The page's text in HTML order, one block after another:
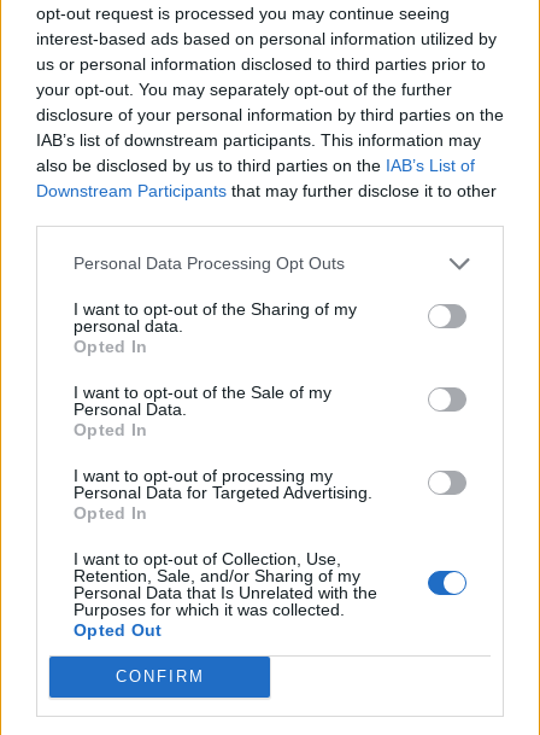
opt-out request is processed you may continue seeing
interest-based ads based on personal information utilized by
us or personal information disclosed to third parties prior to
your opt-out. You may separately opt-out of the further
disclosure of your personal information by third parties on the
IAB’s list of downstream participants. This information may
also be disclosed by us to third parties on the IAB’s List of
Downstream Participants that may further disclose it to other
Personal Data Processing Opt Outs
I want to opt-out of the Sharing of my
personal data.
Opted In
I want to opt-out of the Sale of my
Personal Data.
Opted In
I want to opt-out of processing my
Personal Data for Targeted Advertising.
Opted In
I want to opt-out of Collection, Use,
Retention, Sale, and/or Sharing of my
Personal Data that Is Unrelated with the
Purposes for which it was collected.
Opted Out
CONFIRM
НАЈЧИТАНИ ВО ПОСЛЕДНИ 7 ДЕНА
Ахмети кажа што го мачи:
СЛУШАМ, САКААТ ДА СЕ СУДИ
ЗА ВОЕНИТЕ ЗЛОСТРОСТВА НА
УЧК...
ИСТОРИСКО ОБЕДИНУВАЊЕ НА
НАЦИОНАЛЕН СОЈУЗ
ДЕМОЛИРАЊЕ НА ФИЛИПЧЕ:
итно ја преиспитува својата
ОСЛОБОДИМЕ- Скандалозна
објава на вицепремиерот на
ТЕМПЕРАТУРАТА ВО СРЕДА ЌЕ
БИДЕ ЗА НА ЛЕКАР, а потоа...
ВАКА - Судијата Вулнет Винца
е пензиониран, три дена